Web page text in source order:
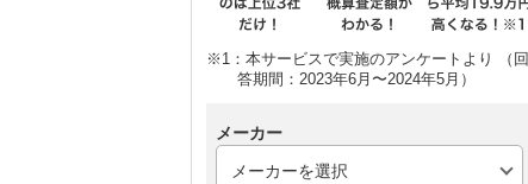
※1：本サービスで実施のアンケートより （回
答期間：2023年6月〜2024年5月）
メーカー